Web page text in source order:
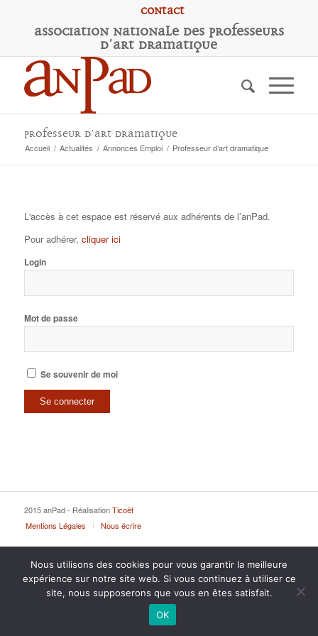
Contact
Association Nationale des Professeurs
d'Art Dramatique
Professeur d’art dramatique
Accueil / Actualités / Annonces Emploi / Professeur d’art dramatique
L'accès à cet espace est réservé aux adhérents de l’anPad.
Pour adhérer, cliquer ici
Login
Mot de passe
Se souvenir de moi
2015 anPad - RéalisationTicoët
Mentions Légales
Nous écrire
Nous utilisons des cookies pour vous garantir la meilleure
expérience sur notre site web. Si vous continuez à utiliser ce
site, nous supposerons que vous en êtes satisfait.
OK